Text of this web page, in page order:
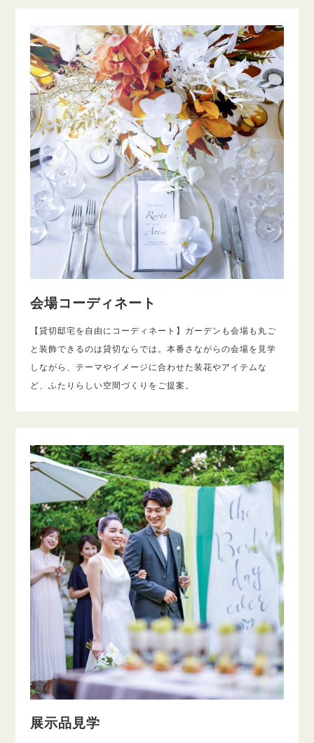
会場コーディネート
【貸切邸宅を自由にコーディネート】ガーデンも会場も丸ご
と装飾できるのは貸切ならでは。本番さながらの会場を見学
しながら、テーマやイメージに合わせた装花やアイテムな
ど、ふたりらしい空間づくりをご提案。
展示品見学